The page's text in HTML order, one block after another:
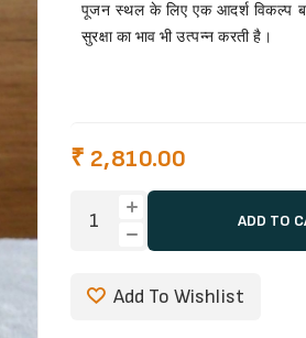
पूजन स्थल के लिए एक आदर्श विकल्प
सुरक्षा का भाव भी उत्पन्न करती है।
₹ 2,810.00
ADD TO
Add To Wishlist